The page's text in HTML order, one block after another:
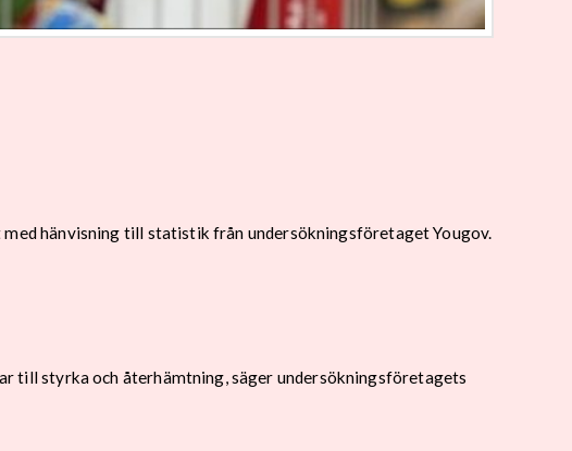
hänvisning till statistik från undersökningsföretaget Yougov.
till styrka och återhämtning, säger undersökningsföretagets